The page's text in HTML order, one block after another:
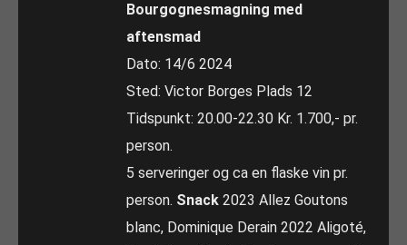
Bourgognesmagning med
aftensmad
Dato: 14/6 2024
Sted: Victor Borges Plads 12
Tidspunkt: 20.00-22.30 Kr. 1.700,- pr.
person.
5 serveringer og ca en flaske vin pr.
person. Snack 2023 Allez Goutons
blanc, Dominique Derain 2022 Aligoté,